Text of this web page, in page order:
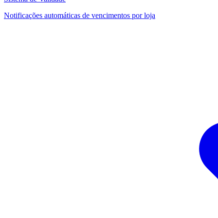
Notificações automáticas de vencimentos por loja